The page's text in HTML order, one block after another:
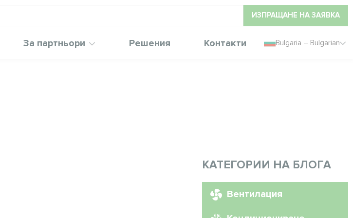
ИЗПРАЩАНЕ НА ЗАЯВКА
За партньори Решения Контакти Bulgaria – Bulgarian
КАТЕГОРИИ НА БЛОГА
Вентилация